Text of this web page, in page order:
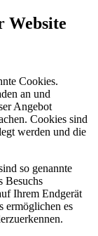
Website
Cookies.
an und
Angebot
Cookies sind
werden und die
so genannte
Besuchs
Ihrem Endgerät
ermöglichen es